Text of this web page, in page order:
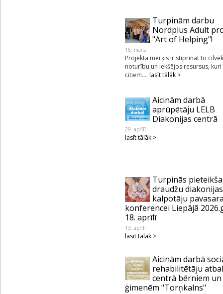
Turpinām darbu
Nordplus Adult
"Art of Helping"!
16. maijs
Projekta mērķis ir stiprināt to
noturību un iekšējos resursus,
citiem.... lasīt tālāk >
Aicinām darbā
aprūpētāju LELB
Diakonijas centrā
29. aprīlī
lasīt tālāk >
Turpinās
draudžu diakonijas
kalpotāju
konferencei Liepājā
18. aprīlī
13. aprīlī
lasīt tālāk >
Aicinām darbā
rehabilitētāju
centrā bērniem un
ģimenēm "Torņkalns"